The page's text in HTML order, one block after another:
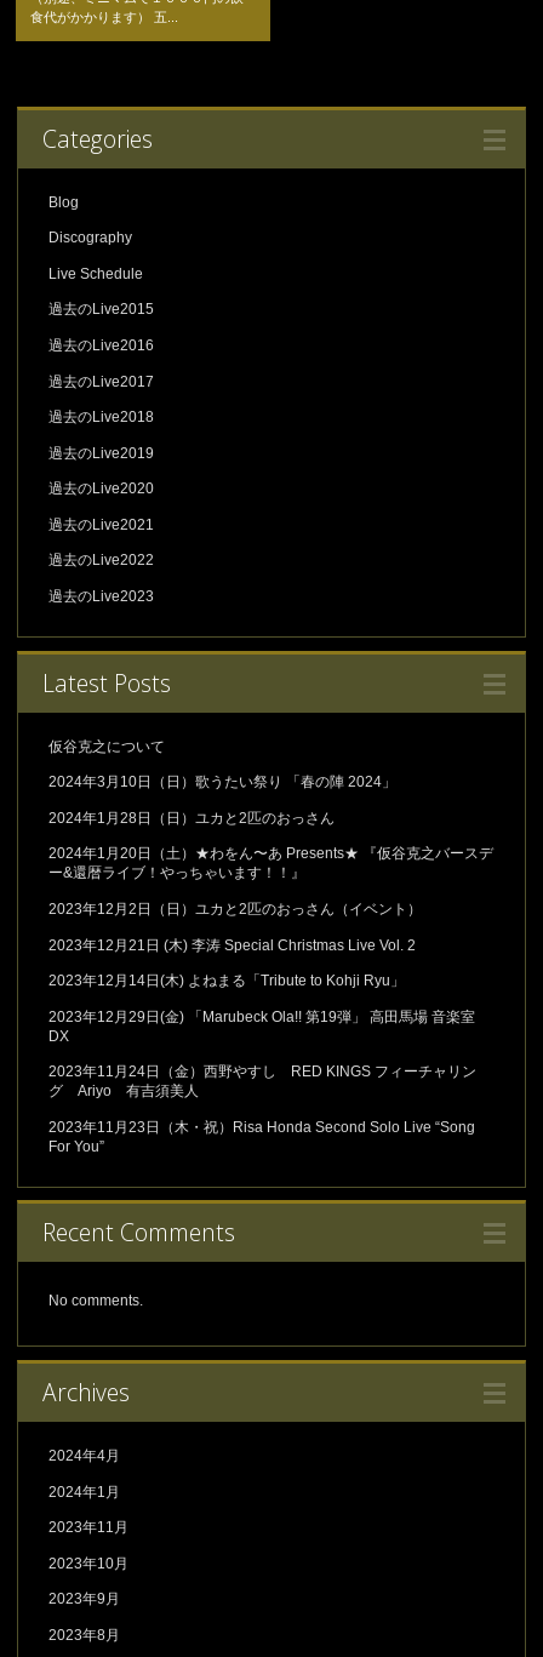
食代がかかります） 五...
Categories
Blog
Discography
Live Schedule
過去のLive2015
過去のLive2016
過去のLive2017
過去のLive2018
過去のLive2019
過去のLive2020
過去のLive2021
過去のLive2022
過去のLive2023
Latest Posts
仮谷克之について
2024年3月10日（日）歌うたい祭り 「春の陣 2024」
2024年1月28日（日）ユカと2匹のおっさん
2024年1月20日（土）★わをん〜あ Presents★ 『仮谷克之バースデ
ー&還暦ライブ！やっちゃいます！！』
2023年12月2日（日）ユカと2匹のおっさん（イベント）
2023年12月21日 (木) 李涛 Special Christmas Live Vol. 2
2023年12月14日(木) よねまる「Tribute to Kohji Ryu」
2023年12月29日(金) 「Marubeck Ola!! 第19弾」 高田馬場 音楽室
DX
2023年11月24日（金）西野やすし RED KINGS フィーチャリン
グ Ariyo 有吉須美人
2023年11月23日（木・祝）Risa Honda Second Solo Live “Song
For You”
Recent Comments
No comments.
Archives
2024年4月
2024年1月
2023年11月
2023年10月
2023年9月
2023年8月